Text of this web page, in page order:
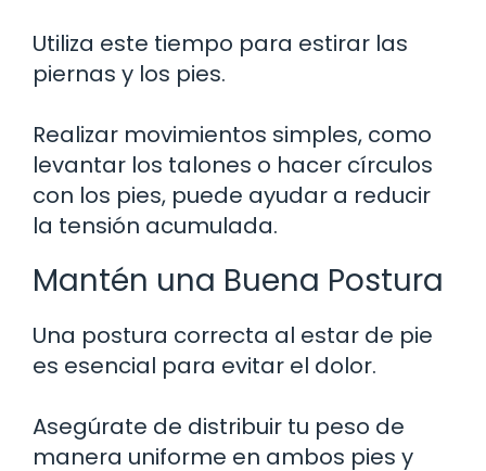
Utiliza este tiempo para estirar las
piernas y los pies.
Realizar movimientos simples, como
levantar los talones o hacer círculos
con los pies, puede ayudar a reducir
la tensión acumulada.
Mantén una Buena Postura
Una postura correcta al estar de pie
es esencial para evitar el dolor.
Asegúrate de distribuir tu peso de
manera uniforme en ambos pies y